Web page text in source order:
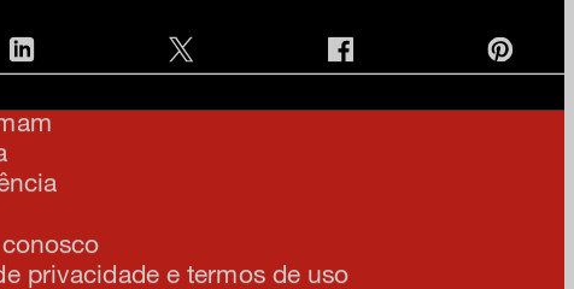
privacidade e termos de uso